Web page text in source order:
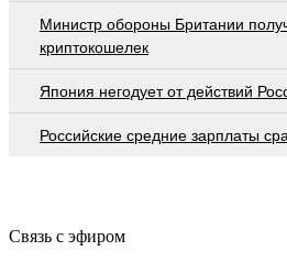
Министр обороны Британии
криптокошелек
Япония негодует от действий
Российские средние зарплаты
Связь с эфиром